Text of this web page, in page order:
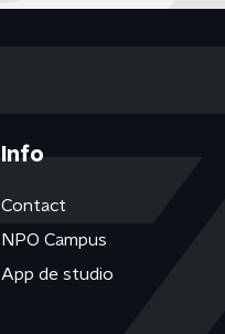
Info
Contact
NPO Campus
App de studio